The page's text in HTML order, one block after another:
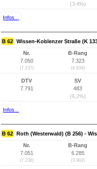
(3,4%)
Infos...
B 62 Wissen-Koblenzer Straße (K
Nr.
7.050
(7.237)
B-Rang
7.323
(4.934)
DTV
7.791
SV
483
(6,2%)
Infos...
B 62 Roth (Westerwald) (B 256) -
Nr.
7.051
(7.236)
B-Rang
6.285
(3.902)